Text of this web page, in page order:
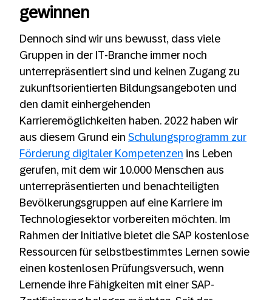
gewinnen
Dennoch sind wir uns bewusst, dass viele
Gruppen in der IT-Branche immer noch
unterrepräsentiert sind und keinen Zugang zu
zukunftsorientierten Bildungsangeboten und
den damit einhergehenden
Karrieremöglichkeiten haben. 2022 haben wir
aus diesem Grund ein Schulungsprogramm zur
Förderung digitaler Kompetenzen ins Leben
gerufen, mit dem wir 10.000 Menschen aus
unterrepräsentierten und benachteiligten
Bevölkerungsgruppen auf eine Karriere im
Technologiesektor vorbereiten möchten. Im
Rahmen der Initiative bietet die SAP kostenlose
Ressourcen für selbstbestimmtes Lernen sowie
einen kostenlosen Prüfungsversuch, wenn
Lernende ihre Fähigkeiten mit einer SAP-